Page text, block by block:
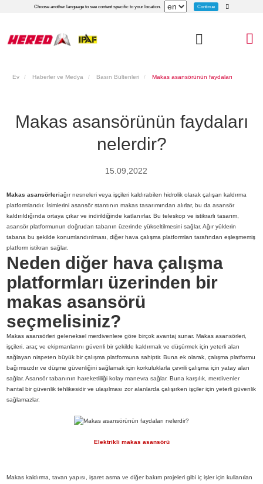
Choose another language to see content specific to your location. Continue
Ev Haberler ve Medya Basın Bültenleri
Makas asansörünün faydaları
nelerdir?
15.09,2022
Makas asansörleriağır nesneleri veya işçileri kaldırabilen hidrolik olarak çalışan kaldırma
platformlarıdır. İsimlerini asansör stantının makas tasarımından alırlar, bu da asansör
kaldırıldığında ortaya çıkar ve indirildiğinde katlanırlar. Bu teleskop ve istikrarlı tasarım,
asansör platformunun doğrudan tabanın üzerinde yükseltilmesini sağlar. Ağır yüklerin
tabana bu şekilde konumlandırılması, diğer hava çalışma platformları tarafından eşleşmemiş
platform istikrarı sağlar.
Neden diğer hava çalışma
platformları üzerinden bir
makas asansörü
seçmelisiniz?
Makas asansörleri geleneksel merdivenlere göre birçok avantaj sunar. Makas asansörleri,
işçileri, araç ve ekipmanlarını güvenli bir şekilde kaldırmak ve düşürmek için yeterli alan
sağlayan nispeten büyük bir çalışma platformuna sahiptir. Buna ek olarak, çalışma platformu
bağımsızdır ve düşme güvenliğini sağlamak için korkuluklarla çevrili çalışma için yatay alan
sağlar. Asansör tabanının hareketliliği kolay manevra sağlar. Buna karşılık, merdivenler
hantal bir güvenlik tehlikesidir ve ulaşılması zor alanlarda çalışırken işçiler için yeterli güvenlik
sağlamazlar.
Elektrikli makas asansörü
Makas kaldırma, tavan yapısı, işaret asma ve diğer bakım projeleri gibi iç işler için kullanılan